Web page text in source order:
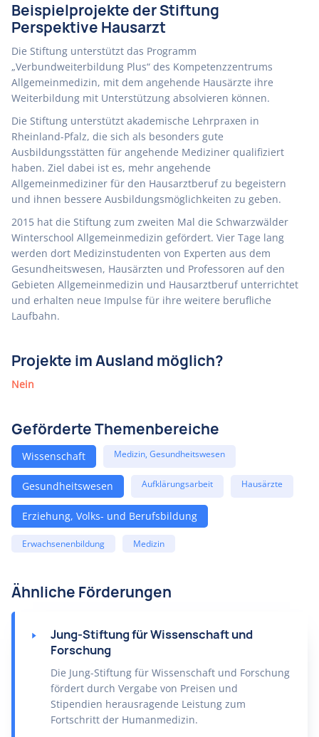
Beispielprojekte der Stiftung
Perspektive Hausarzt
Die Stiftung unterstützt das Programm
„Verbundweiterbildung Plus“ des Kompetenzzentrums
Allgemeinmedizin, mit dem angehende Hausärzte ihre
Weiterbildung mit Unterstützung absolvieren können.
Die Stiftung unterstützt akademische Lehrpraxen in
Rheinland-Pfalz, die sich als besonders gute
Ausbildungsstätten für angehende Mediziner qualifiziert
haben. Ziel dabei ist es, mehr angehende
Allgemeinmediziner für den Hausarztberuf zu begeistern
und ihnen bessere Ausbildungsmöglichkeiten zu geben.
2015 hat die Stiftung zum zweiten Mal die Schwarzwälder
Winterschool Allgemeinmedizin gefördert. Vier Tage lang
werden dort Medizinstudenten von Experten aus dem
Gesundheitswesen, Hausärzten und Professoren auf den
Gebieten Allgemeinmedizin und Hausarztberuf unterrichtet
und erhalten neue Impulse für ihre weitere berufliche
Laufbahn.
Projekte im Ausland möglich?
Nein
Geförderte Themenbereiche
Wissenschaft Medizin, Gesundheitswesen
Gesundheitswesen Aufklärungsarbeit Hausärzte
Erziehung, Volks- und Berufsbildung
Erwachsenenbildung Medizin
Ähnliche Förderungen
Jung-Stiftung für Wissenschaft und
Forschung
Die Jung-Stiftung für Wissenschaft und Forschung
fördert durch Vergabe von Preisen und
Stipendien herausragende Leistung zum
Fortschritt der Humanmedizin.